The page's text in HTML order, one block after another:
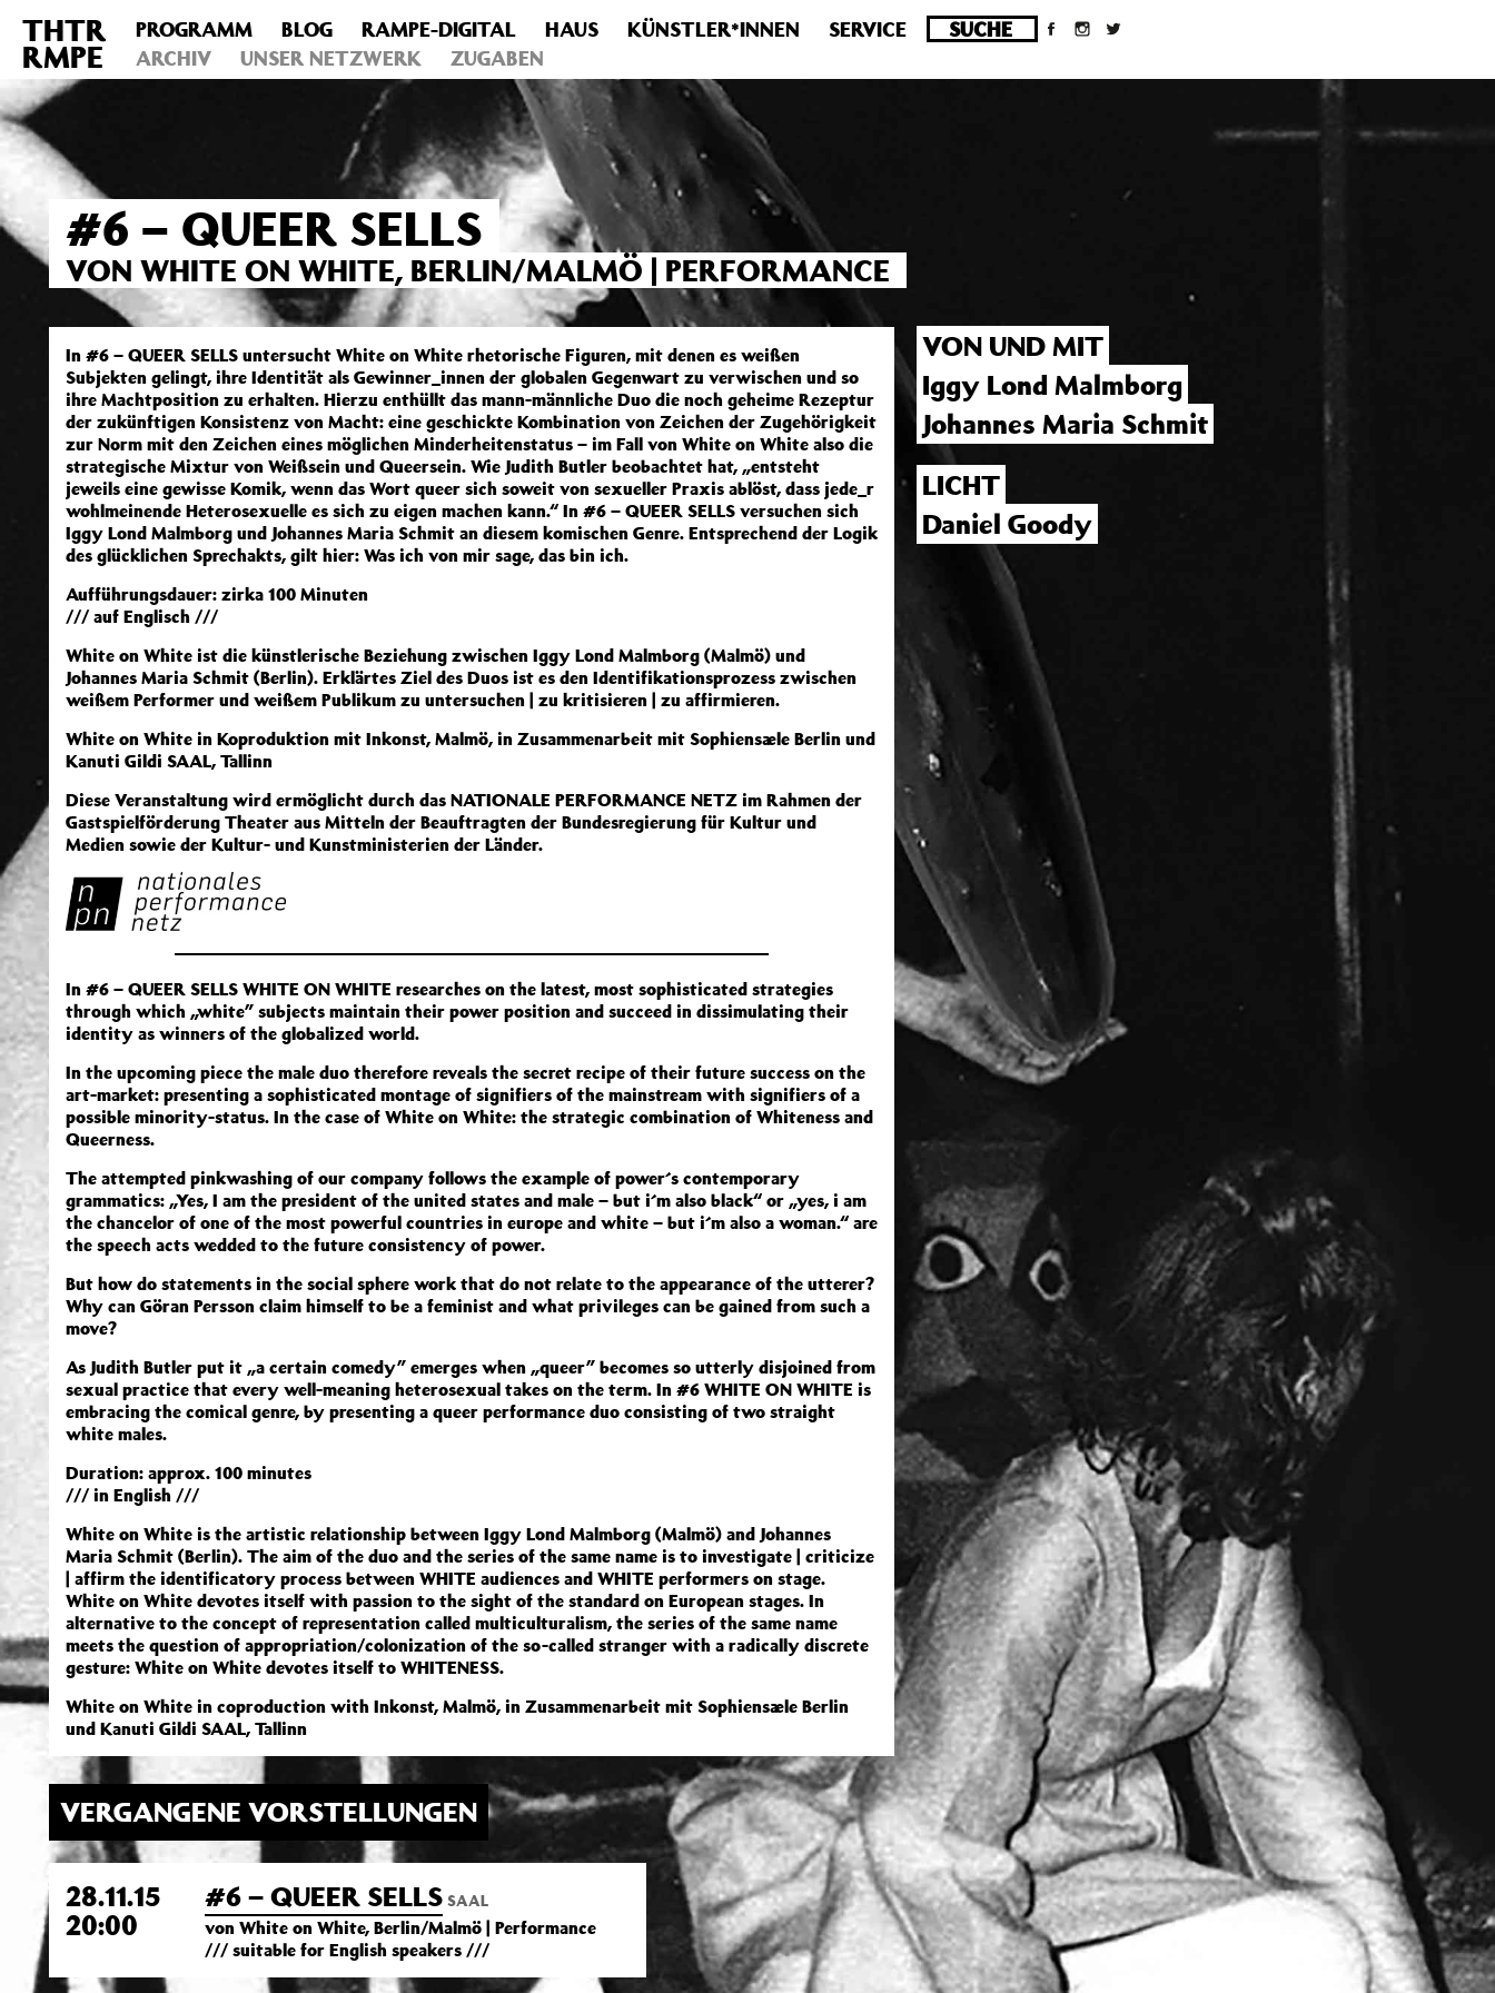
Deprecated : Die Funktion post_permalink ist seit Version 4.4.0 veraltet! Verwende stattdessen get_permalink(). in
/homepages/10/d43051023/htdocs/wordpress/wp-
includes/functions.phpon line6031
THTR
RMPE
PROGRAMM BLOG RAMPE-DIGITAL HAUS KÜNSTLER*INNEN
SERVICE
ARCHIV
UNSER NETZWERK ZUGABEN
#6 – QUEER SELLS
VON WHITE ON WHITE, BERLIN/MALMÖ | PERFORMANCE
In #6 – QUEER SELLS untersucht White on White rhetorische Figuren, mit denen es weißen
Subjekten gelingt, ihre Identität als Gewinner_innen der globalen Gegenwart zu verwischen und so
ihre Machtposition zu erhalten. Hierzu enthüllt das mann-männliche Duo die noch geheime Rezeptur
der zukünftigen Konsistenz von Macht: eine geschickte Kombination von Zeichen der Zugehörigkeit
zur Norm mit den Zeichen eines möglichen Minderheitenstatus – im Fall von White on White also die
strategische Mixtur von Weißsein und Queersein. Wie Judith Butler beobachtet hat, „entsteht
jeweils eine gewisse Komik, wenn das Wort queer sich soweit von sexueller Praxis ablöst, dass jede_r
wohlmeinende Heterosexuelle es sich zu eigen machen kann.“ In #6 – QUEER SELLS versuchen sich
Iggy Lond Malmborg und Johannes Maria Schmit an diesem komischen Genre. Entsprechend der Logik
des glücklichen Sprechakts, gilt hier: Was ich von mir sage, das bin ich.
Aufführungsdauer: zirka 100 Minuten
/// auf Englisch ///
White on White ist die künstlerische Beziehung zwischen Iggy Lond Malmborg (Malmö) und
Johannes Maria Schmit (Berlin). Erklärtes Ziel des Duos ist es den Identifikationsprozess zwischen
weißem Performer und weißem Publikum zu untersuchen | zu kritisieren | zu affirmieren.
White on White in Koproduktion mit Inkonst, Malmö, in Zusammenarbeit mit Sophiensæle Berlin und
Kanuti Gildi SAAL, Tallinn
Diese Veranstaltung wird ermöglicht durch das NATIONALE PERFORMANCE NETZ im Rahmen der
Gastspielförderung Theater aus Mitteln der Beauftragten der Bundesregierung für Kultur und
Medien sowie der Kultur- und Kunstministerien der Länder.
In #6 – QUEER SELLS WHITE ON WHITE researches on the latest, most sophisticated strategies
through which „white” subjects maintain their power position and succeed in dissimulating their
identity as winners of the globalized world.
In the upcoming piece the male duo therefore reveals the secret recipe of their future success on the
art-market: presenting a sophisticated montage of signifiers of the mainstream with signifiers of a
possible minority-status. In the case of White on White: the strategic combination of Whiteness and
Queerness.
The attempted pinkwashing of our company follows the example of power´s contemporary
grammatics: „Yes, I am the president of the united states and male – but i´m also black“ or „yes, i am
the chancelor of one of the most powerful countries in europe and white – but i´m also a woman.“ are
the speech acts wedded to the future consistency of power.
But how do statements in the social sphere work that do not relate to the appearance of the utterer?
Why can Göran Persson claim himself to be a feminist and what privileges can be gained from such a
move?
As Judith Butler put it „a certain comedy” emerges when „queer” becomes so utterly disjoined from
sexual practice that every well-meaning heterosexual takes on the term. In #6 WHITE ON WHITE is
embracing the comical genre, by presenting a queer performance duo consisting of two straight
white males.
Duration: approx. 100 minutes
/// in English ///
White on White is the artistic relationship between Iggy Lond Malmborg (Malmö) and Johannes
Maria Schmit (Berlin). The aim of the duo and the series of the same name is to investigate | criticize
| affirm the identificatory process between WHITE audiences and WHITE performers on stage.
White on White devotes itself with passion to the sight of the standard on European stages. In
alternative to the concept of representation called multiculturalism, the series of the same name
meets the question of appropriation/colonization of the so-called stranger with a radically discrete
gesture: White on White devotes itself to WHITENESS.
White on White in coproduction with Inkonst, Malmö, in Zusammenarbeit mit Sophiensæle Berlin
und Kanuti Gildi SAAL, Tallinn
VERGANGENE VORSTELLUNGEN
28.11.15
20:00
#6 – QUEER SELLS SAAL
von White on White, Berlin/Malmö | Performance
/// suitable for English speakers ///
VON UND MIT
Iggy Lond Malmborg
Johannes Maria Schmit
LICHT
Daniel Goody